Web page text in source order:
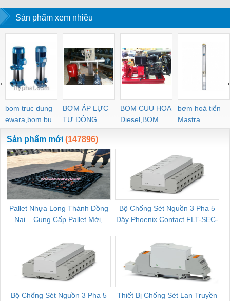
Deton SWF
Sản phẩm xem nhiều
bom truc dung
ewara,bom bu
ewara
BƠM ÁP LỰC
TỰ ĐỘNG
BOM CUU HOA
Diesel,BOM
CHUA CHAY
bơm hoả tiển
Mastra
‹ ›
Sản phẩm mới (147896)
Pallet Nhựa Long Thành Đồng
Nai – Cung Cấp Pallet Mới,
Bộ Chống Sét Nguồn 3 Pha 5
Dây Phoenix Contact FLT-SEC-
Bộ Chống Sét Nguồn 3 Pha 5
Thiết Bị Chống Sét Lan Truyền